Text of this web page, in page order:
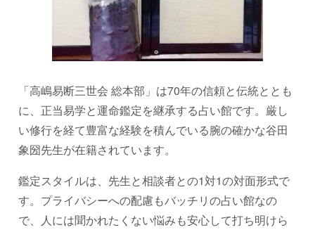
「高嶋易断三世会 総本部」は70年の信頼と伝統ととも
に、正当易学と運命鑑定を継承する占い館です。厳し
い修行を経て豊富な経験を積んでいる腕の確かな谷田
象圀先生が在籍されています。
鑑定スタイルは、先生と相談者との1対1の対面形式で
す。プライバシーへの配慮もバッチリの占い館なの
で、人には聞かれたくない悩みも安心して打ち明けら